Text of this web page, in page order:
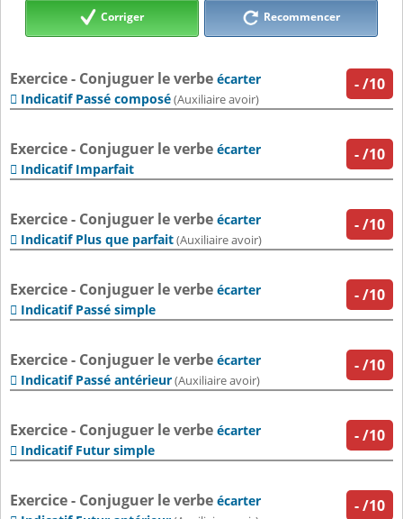
Corriger Recommencer
-/10
Exercice - Conjuguer le verbe écarter
 Indicatif Passé composé(Auxiliaire avoir)
-/10
Exercice - Conjuguer le verbe écarter
 Indicatif Imparfait
-/10
Exercice - Conjuguer le verbe écarter
 Indicatif Plus que parfait(Auxiliaire avoir)
-/10
Exercice - Conjuguer le verbe écarter
 Indicatif Passé simple
-/10
Exercice - Conjuguer le verbe écarter
 Indicatif Passé antérieur(Auxiliaire avoir)
-/10
Exercice - Conjuguer le verbe écarter
 Indicatif Futur simple
-/10
Exercice - Conjuguer le verbe écarter